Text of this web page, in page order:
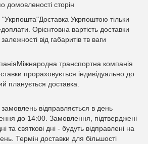
домовленості сторін
Укрпоштою тільки
Орієнтовна вартість доставки
від габаритів тв ваги
транспортна компанія
прораховується індивідуально до
планується доставка.
відправляється в день
до 14:00. Замовлення, підтверджені
та святкові дні - будуть відправлені на
Термін доставки для більшості